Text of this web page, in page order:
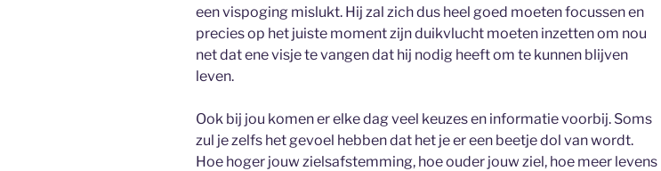
een vispoging mislukt. Hij zal zich dus heel goed moeten focussen en
precies op het juiste moment zijn duikvlucht moeten inzetten om nou
net dat ene visje te vangen dat hij nodig heeft om te kunnen blijven
leven.
Ook bij jou komen er elke dag veel keuzes en informatie voorbij. Soms
zul je zelfs het gevoel hebben dat het je er een beetje dol van wordt.
Hoe hoger jouw zielsafstemming, hoe ouder jouw ziel, hoe meer levens